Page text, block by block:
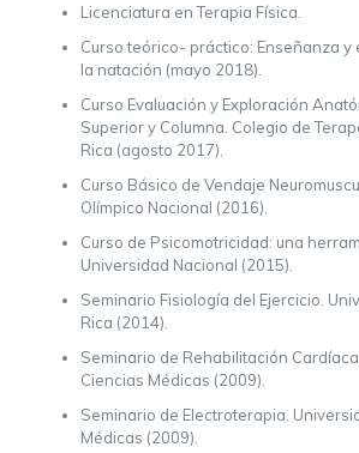
Licenciatura en Terapia Física.
Curso teórico- práctico: Enseñanza y
la natación (mayo 2018).
Curso Evaluación y Exploración
Superior y Columna. Colegio de
Rica (agosto 2017).
Curso Básico de Vendaje
Olímpico Nacional (2016).
Curso de Psicomotricidad: una
Universidad Nacional (2015).
Seminario Fisiología del Ejercicio.
Rica (2014).
Seminario de Rehabilitación
Ciencias Médicas (2009).
Seminario de Electroterapia.
Médicas (2009).